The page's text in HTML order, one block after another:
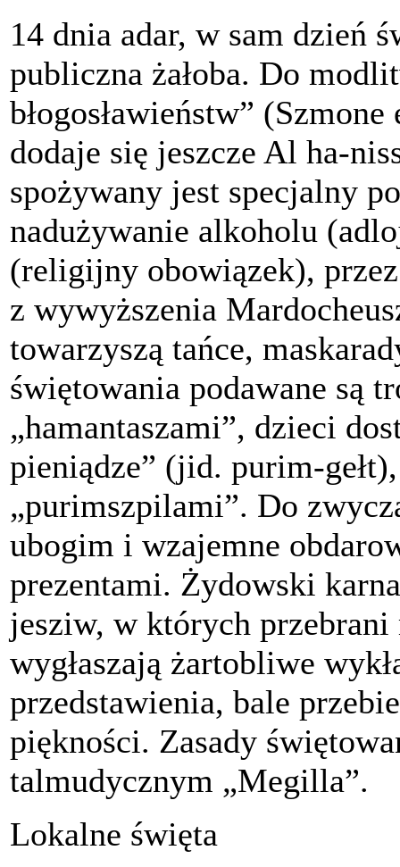
14 dnia adar, w sam dzień
publiczna żałoba. Do
błogosławieństw”
dodaje się jeszcze Al ha-
spożywany jest specjalny
nadużywanie alkoholu
(religijny obowiązek),
z wywyższenia
towarzyszą tańce,
świętowania podawane są
„hamantaszami”, dzieci
pieniądze” (jid. purim-
„purimszpilami”. Do
ubogim i wzajemne
prezentami. Żydowski
jesziw, w których
wygłaszają żartobliwe
przedstawienia, bale
piękności. Zasady
talmudycznym „Megilla”.
Lokalne święta